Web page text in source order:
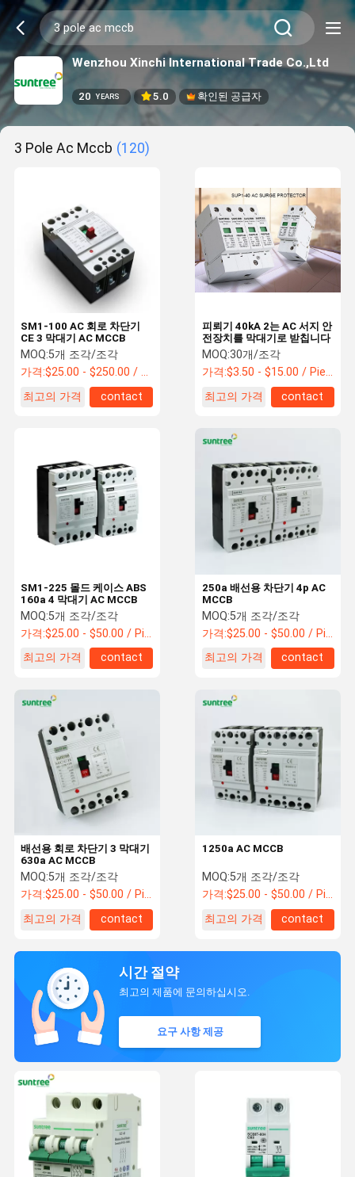
Wenzhou Xinchi International Trade Co.,Ltd
20 YEARS 5.0 확인된 공급자
3 Pole Ac Mccb (120)
SM1-100 AC 회로 차단기
CE 3 막대기 AC MCCB
MOQ:5개 조각/조각
가격:$25.00 - $250.00 / Piece
최고의 가격
contact
피뢰기 40kA 2는 AC 서지 안
전장치를 막대기로 받칩니다
MOQ:30개/조각
가격:$3.50 - $15.00 / Piece
최고의 가격
contact
SM1-225 몰드 케이스 ABS
160a 4 막대기 AC MCCB
MOQ:5개 조각/조각
가격:$25.00 - $50.00 / Piece
최고의 가격
contact
250a 배선용 차단기 4p AC
MCCB
MOQ:5개 조각/조각
가격:$25.00 - $50.00 / Piece
최고의 가격
contact
배선용 회로 차단기 3 막대기
630a AC MCCB
MOQ:5개 조각/조각
가격:$25.00 - $50.00 / Piece
최고의 가격
contact
1250a AC MCCB
MOQ:5개 조각/조각
가격:$25.00 - $50.00 / Piece
최고의 가격
contact
시간 절약
최고의 제품에 문의하십시오.
요구 사항 제공